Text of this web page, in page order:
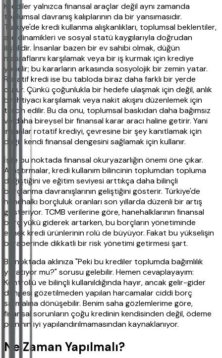
Krediler yalnızca finansal araçlar değil aynı zamanda
toplumsal davranış kalıplarının da bir yansımasıdır.
Türkiye'de kredi kullanma alışkanlıkları, toplumsal beklentiler,
aile dinamikleri ve sosyal statü kaygılarıyla doğrudan
ilişkilidir. İnsanlar bazen bir ev sahibi olmak, düğün
masraflarını karşılamak veya bir iş kurmak için krediye
yönelir; bu kararların arkasında sosyolojik bir zemin yatar.
Rotatif kredi ise bu tabloda biraz daha farklı bir yerde
durur. Çünkü çoğunlukla bir hedefe ulaşmak için değil, anlık
bir ihtiyacı karşılamak veya nakit akışını düzenlemek için
tercih edilir. Bu da onu, toplumsal baskıdan daha bağımsız
ve daha bireysel bir finansal karar aracı haline getirir. Yani
insanlar rotatif krediyi, çevresine bir şey kanıtlamak için
değil; kendi finansal dengesini sağlamak için kullanır.
İşte bu noktada finansal okuryazarlığın önemi öne çıkar.
Araştırmalar, kredi kullanım bilincinin toplumdan topluma
değiştiğini ve eğitim seviyesi arttıkça daha bilinçli
borçlanma davranışlarının geliştiğini gösterir. Türkiye'de
hanehalkı borçluluk oranları son yıllarda düzenli bir artış
gösteriyor. TCMB verilerine göre, hanehalklarının finansal
borç yükü giderek artarken, bu borçların yönetiminde
esnek kredi ürünlerinin rolü de büyüyor. Fakat bu yükselişin
beraberinde dikkatli bir risk yönetimi getirmesi şart.
Bu noktada aklınıza "Peki bu krediler toplumda bağımlılık
yaratıyor mu?" sorusu gelebilir. Hemen cevaplayayım:
Kontrollü ve bilinçli kullanıldığında hayır, ancak gelir-gider
dengesi gözetilmeden yapılan harcamalar ciddi borç
sarmalına dönüşebilir. Benim saha gözlemlerime göre,
finansal sorunların çoğu kredinin kendisinden değil, ödeme
planının iyi yapılandırılmamasından kaynaklanıyor.
Ne Zaman Yapılmalı?